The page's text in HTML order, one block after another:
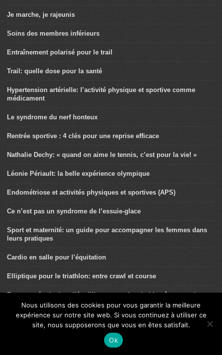
Je marche, je rajeunis
Soins des membres inférieurs
Entraînement polarisé pour le trail
Trail: quelle dose pour la santé
Hypertension artérielle: l’activité physique et sportive comme
médicament
Le syndrome du nerf honteux
Rentrée sportive : 4 clés pour une reprise efficace
Nathalie Dechy: « quand on aime le tennis, c’est pour la vie! »
Léonie Périault: la belle expérience olympique
Endométriose et activités physiques et sportives (APS)
Ce n’est pas un syndrome de l’essuie-glace
Sport et maternité: un guide pour accompagner les femmes dans
leurs pratiques
Cardio en salle pour l’équitation
Elliptique pour le triathlon: entre crawl et course
Femme + équitation: l’équilibre au service du bien-être pour la
famille
Le tennis pour toutes
Nous utilisons des cookies pour vous garantir la meilleure
expérience sur notre site web. Si vous continuez à utiliser ce
site, nous supposerons que vous en êtes satisfait.
Ok